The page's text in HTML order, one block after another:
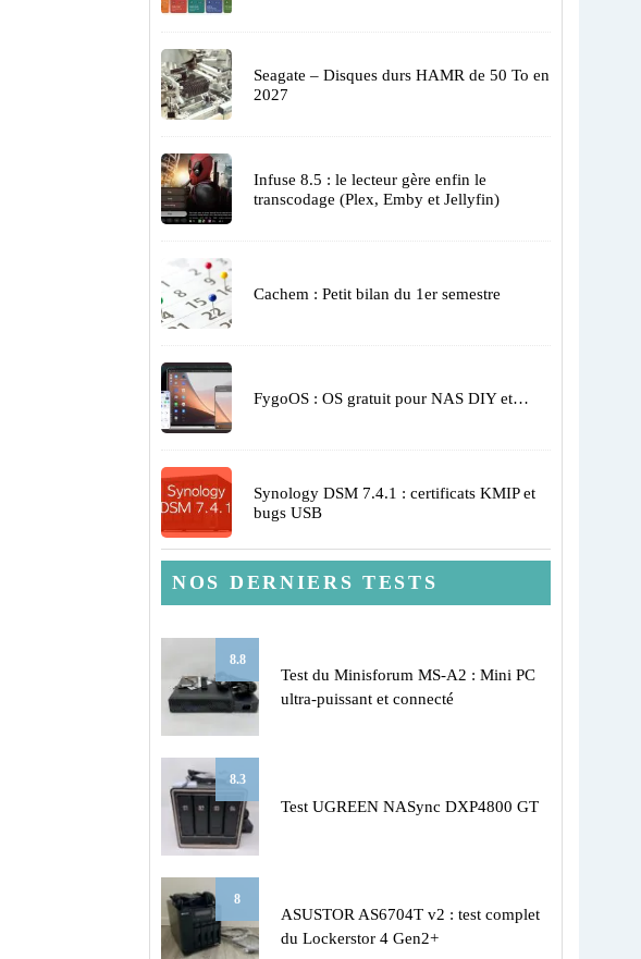
Seagate – Disques durs HAMR de 50 To en
2027
Infuse 8.5 : le lecteur gère enfin le
transcodage (Plex, Emby et Jellyfin)
Cachem : Petit bilan du 1er semestre
FygoOS : OS gratuit pour NAS DIY et…
Synology DSM 7.4.1 : certificats KMIP et
bugs USB
NOS DERNIERS TESTS
8.8
Test du Minisforum MS-A2 : Mini PC
ultra-puissant et connecté
8.3
Test UGREEN NASync DXP4800 GT
8
ASUSTOR AS6704T v2 : test complet
du Lockerstor 4 Gen2+